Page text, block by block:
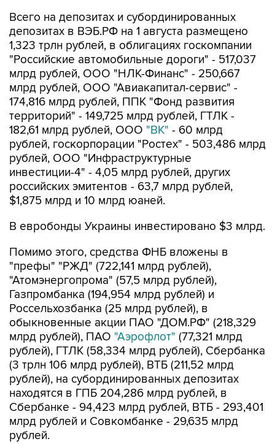
Всего на депозитах и субординированных
депозитах в ВЭБ.РФ на 1 августа размещено
1,323 трлн рублей, в облигациях госкомпании
"Российские автомобильные дороги" - 517,037
млрд рублей, ООО "НЛК-Финанс" - 250,667
млрд рублей, ООО "Авиакапитал-сервис" -
174,816 млрд рублей, ППК "Фонд развития
территорий" - 149,725 млрд рублей, ГТЛК -
182,61 млрд рублей, ООО "ВК" - 60 млрд
рублей, госкорпорации "Ростех" - 503,486 млрд
рублей, ООО "Инфраструктурные
инвестиции-4" - 4,05 млрд рублей, других
российских эмитентов - 63,7 млрд рублей,
$1,875 млрд и 10 млрд юаней.
В евробонды Украины инвестировано $3 млрд.
Помимо этого, средства ФНБ вложены в
"префы" "РЖД" (722,141 млрд рублей),
"Атомэнергопрома" (57,5 млрд рублей),
Газпромбанка (194,954 млрд рублей) и
Россельхозбанка (25 млрд рублей), в
обыкновенные акции ПАО "ДОМ.РФ" (218,329
млрд рублей), ПАО "Аэрофлот" (77,321 млрд
рублей), ГТЛК (58,334 млрд рублей), Сбербанка
(3 трлн 106 млрд рублей), ВТБ (211,52 млрд
рублей), на субординированных депозитах
находятся в ГПБ 204,286 млрд рублей, в
Сбербанке - 94,423 млрд рублей, ВТБ - 293,401
млрд рублей и Совкомбанке - 29,635 млрд
рублей.